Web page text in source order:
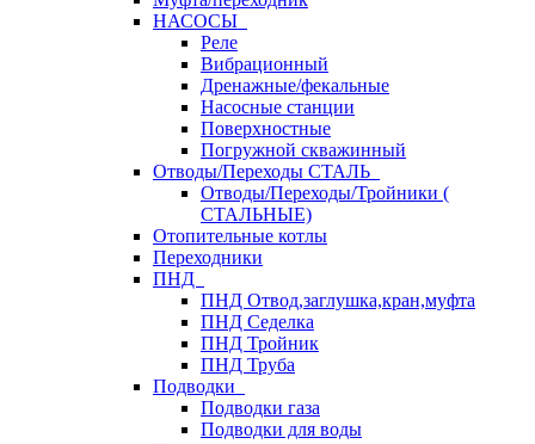
НАСОСЫ
Реле
Вибрационный
Дренажные/фекальные
Насосные станции
Поверхностные
Погружной скважинный
Отводы/Переходы СТАЛЬ
Отводы/Переходы/Тройники (
СТАЛЬНЫЕ)
Отопительные котлы
Переходники
ПНД
ПНД Отвод,заглушка,кран,муфта
ПНД Седелка
ПНД Тройник
ПНД Труба
Подводки
Подводки газа
Подводки для воды